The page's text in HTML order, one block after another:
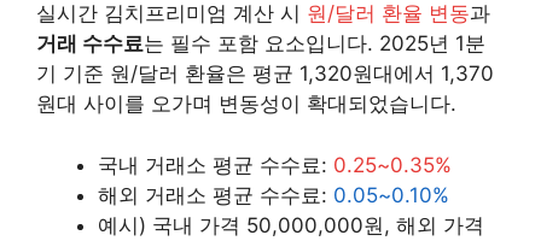
실시간 김치프리미엄 계산 시 원/달러 환율 변동과
거래 수수료는 필수 포함 요소입니다. 2025년 1분
기 기준 원/달러 환율은 평균 1,320원대에서 1,370
원대 사이를 오가며 변동성이 확대되었습니다.
국내 거래소 평균 수수료: 0.25~0.35%
해외 거래소 평균 수수료: 0.05~0.10%
예시) 국내 가격 50,000,000원, 해외 가격